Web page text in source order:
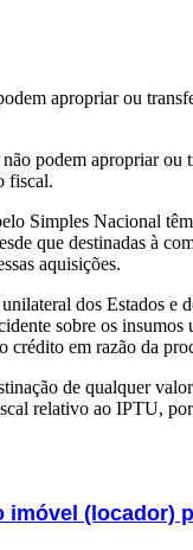
apropriar ou
podem apropriar
fiscal.
Simples Nacional
que destinadas à
aquisições.
dos Estados e
sobre os
em razão da
de qualquer
relativo ao IPTU,
(locador)